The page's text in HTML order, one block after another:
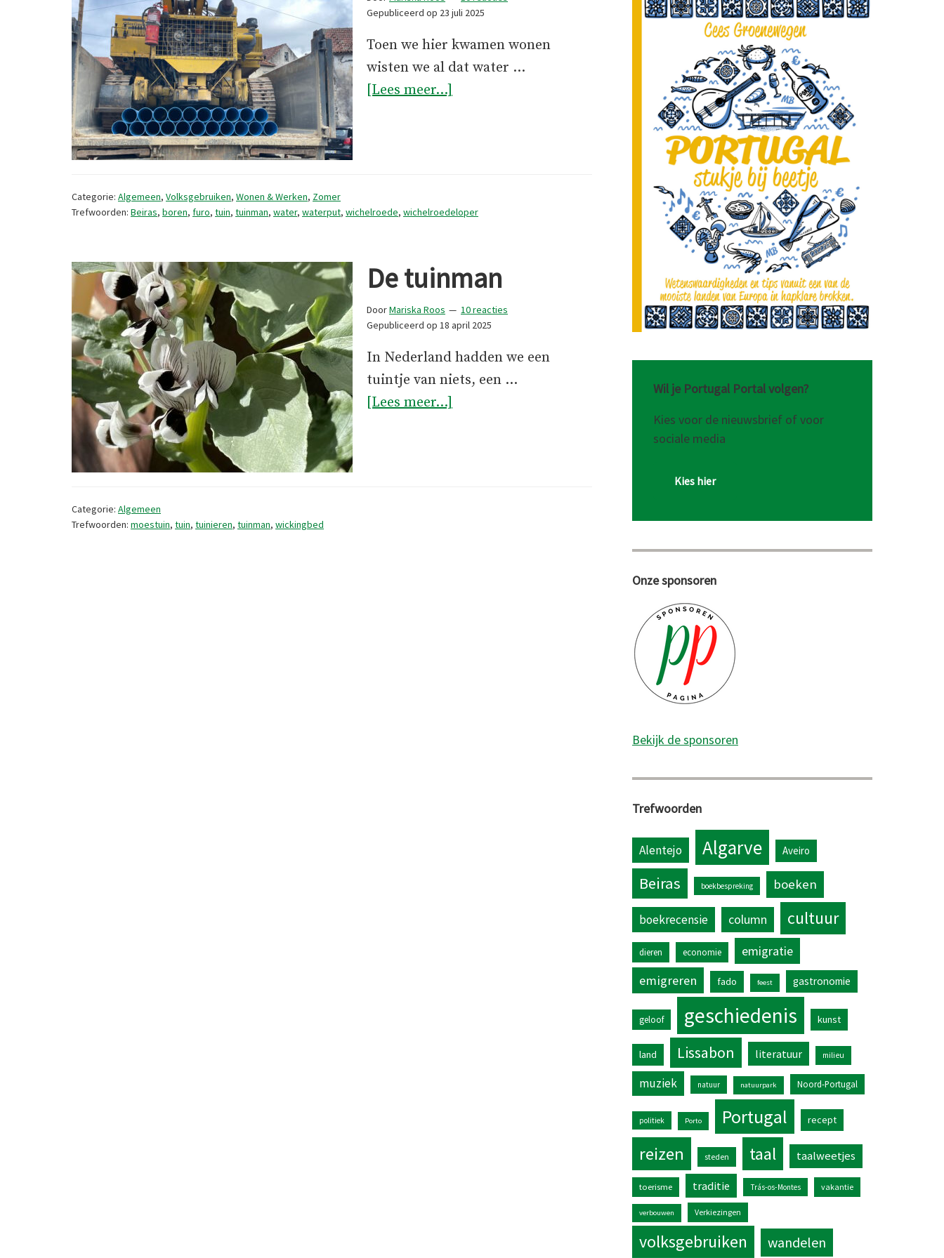
Gepubliceerd op 23 juli 2025
Toen we hier kwamen wonen
wisten we al dat water …
[Lees meer...]
Categorie: Algemeen, Volksgebruiken, Wonen & Werken, Zomer
Trefwoorden: Beiras, boren, furo, tuin, tuinman, water, waterput, wichelroede, wichelroedeloper
De tuinman
DoorMariska Roos
10 reacties
Gepubliceerd op 18 april 2025
In Nederland hadden we een
tuintje van niets, een …
[Lees meer...]
Categorie: Algemeen
Trefwoorden: moestuin, tuin, tuinieren, tuinman, wickingbed
Wil je Portugal Portal volgen?
Kies voor de nieuwsbrief of voor
sociale media
Kies hier
Onze sponsoren
Bekijk de sponsoren
Trefwoorden
Alentejo Algarve Aveiro
Beiras boekbespreking boeken
boekrecensie column cultuur
dieren economie
emigratie
emigreren
fado feest gastronomie
geloof geschiedenis kunst
land Lissabon literatuur milieu
muziek natuur natuurpark Noord-Portugal
politiek Porto Portugal recept
reizen steden taal taalweetjes
toerisme traditie Trás-os-Montes vakantie
verbouwen Verkiezingen
volksgebruiken wandelen